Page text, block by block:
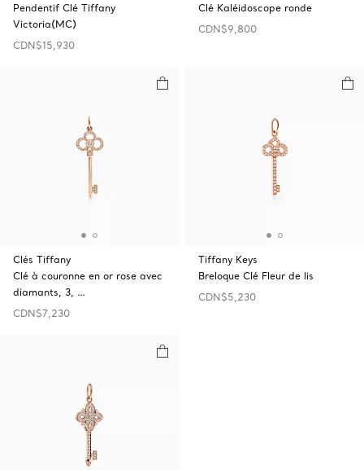
Pendentif Clé Tiffany
Victoria(MC)
CDN$15,930
Clé Kaléidoscope ronde
CDN$9,800
Clés Tiffany
Clé à couronne en or rose avec
diamants, 3, …
CDN$7,230
Tiffany Keys
Breloque Clé Fleur de lis
CDN$5,230